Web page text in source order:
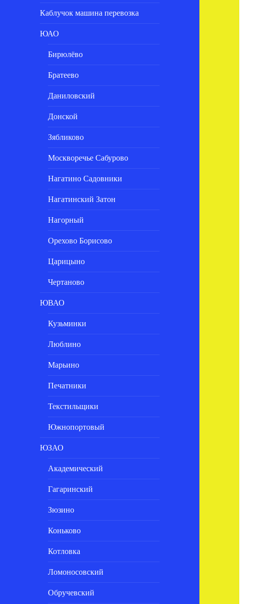
Каблучок машина перевозка
ЮАО
Бирюлёво
Братеево
Даниловский
Донской
Зябликово
Москворечье Сабурово
Нагатино Садовники
Нагатинский Затон
Нагорный
Орехово Борисово
Царицыно
Чертаново
ЮВАО
Кузьминки
Люблино
Марьино
Печатники
Текстильщики
Южнопортовый
ЮЗАО
Академический
Гагаринский
Зюзино
Коньково
Котловка
Ломоносовский
Обручевский